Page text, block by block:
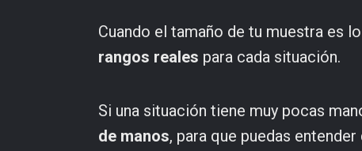
Cuando el tamaño de tu muestra es
rangos reales para cada situación.
Si una situación tiene muy pocas
de manos, para que puedas